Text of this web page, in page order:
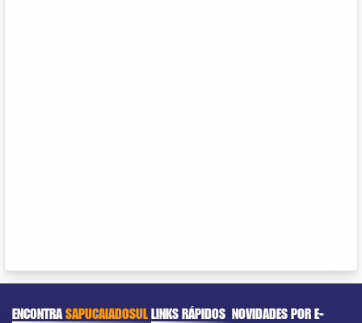
ENCONTRASAPUCAIADOSULLINKS RÁPIDOS NOVIDADES POR E-